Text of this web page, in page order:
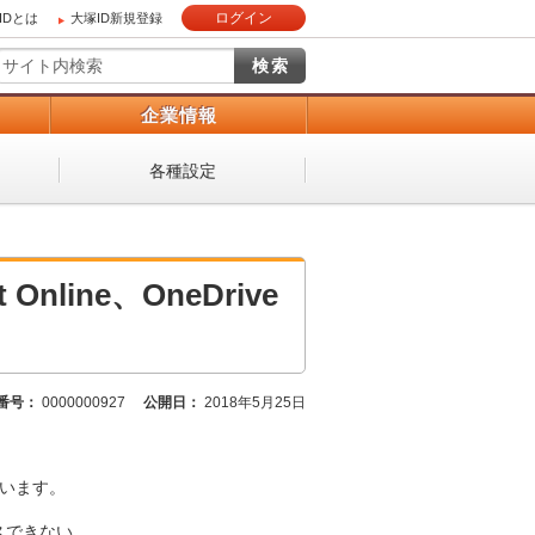
とは 大塚ID新規登録 ログイン
企業情報
各種設定
Online、OneDrive
号： 0000000927 公開日： 2018年5月25日
ます。